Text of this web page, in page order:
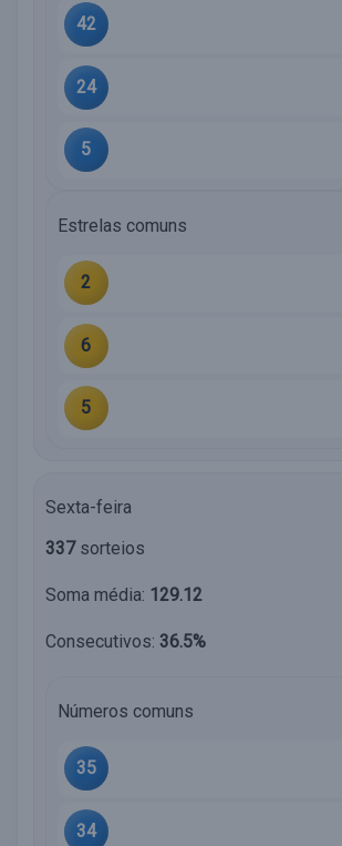
42
24
5
Estrelas comuns
2
6
5
Sexta-feira
337sorteios
Soma média: 129.12
Consecutivos: 36.5%
Números comuns
35
34